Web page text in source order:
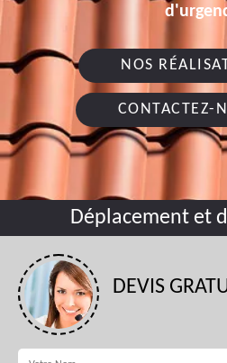
NOS
CONTACTEZ-
Déplacement et
DEVIS